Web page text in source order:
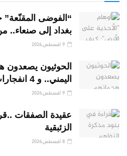
“الفوضى المقنّعة”
بغداد إلى صنعاء..
الحوثيون يصعدون
اليمني.. و 4 انفجارات تهز المدينة
عقيدة الصفقات
الزئبقية